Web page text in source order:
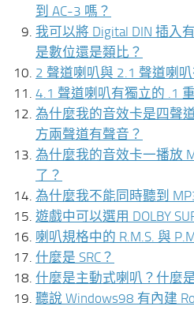
到 AC-3 嗎？
我可以將 Digital DIN 插入
是數位還是類比？
2 聲道喇叭與 2.1 聲道喇
4.1 聲道喇叭有獨立的 .1
為什麼我的音效卡是四聲
方兩聲道有聲音？
為什麼我的音效卡一播放
了？
為什麼我不能同時聽到
遊戲中可以選用 DOLBY
喇叭規格中的 R.M.S. 與
什麼是 SRC？
什麼是主動式喇叭？什麼
聽說 Windows98 有內建